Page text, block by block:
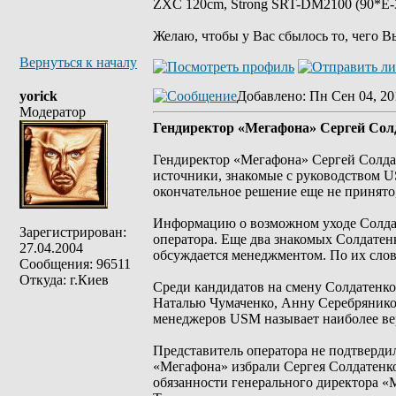
ZXC 120cm, Strong SRT-DM2100
Желаю, чтобы у Вас сбылось то, чего
Вернуться к началу
yorick
Модератор
Зарегистрирован:
27.04.2004
Сообщения: 96511
Откуда: г.Киев
Добавлено: Пн Сен 04,
Гендиректор «Мегафона» Сергей
Гендиректор «Мегафона» Сергей
источники, знакомые с руководством
окончательное решение еще не
Информацию о возможном уходе
оператора. Еще два знакомых
обсуждается менеджментом. По их
Среди кандидатов на смену
Наталью Чумаченко, Анну
менеджеров USM называет наиболее
Представитель оператора не
«Мегафона» избрали Сергея
обязанности генерального директора